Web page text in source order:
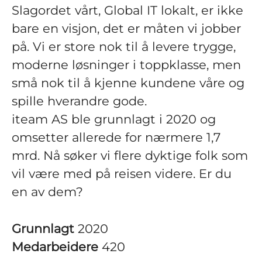
Slagordet vårt, Global IT lokalt, er ikke
bare en visjon, det er måten vi jobber
på. Vi er store nok til å levere trygge,
moderne løsninger i toppklasse, men
små nok til å kjenne kundene våre og
spille hverandre gode.
iteam AS ble grunnlagt i 2020 og
omsetter allerede for nærmere 1,7
mrd. Nå søker vi flere dyktige folk som
vil være med på reisen videre. Er du
en av dem?
Grunnlagt 2020
Medarbeidere 420